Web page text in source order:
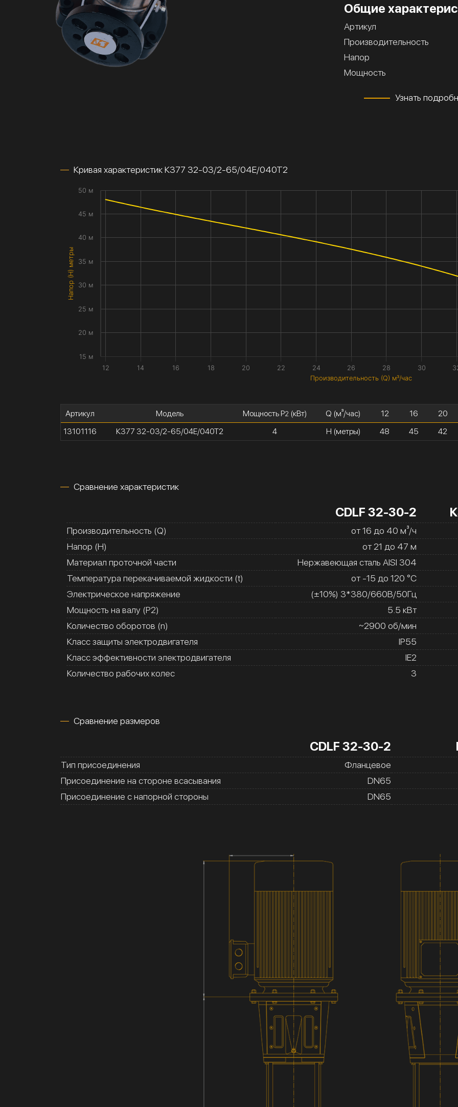
Общие
Артикул
Производительность
Напор
Мощность
Узнать
Кривая характеристик К377 32-03/2-65/04Е/040Т2
Производительность (Q) м³/час
Напор (H) метры
12 14 16 18 20 22 24 26 28 30
15 м
20 м
25 м
30 м
35 м
40 м
45 м
50 м
Артикул
13101116
Модель
К377 32-03/2-65/04Е/040Т2
Мощность P2(кВт)
4
Q (м³/час)
H (метры)
12
48
16
45
20
42
Сравнение характеристик
CDLF 32-30-2
Производительность (Q)
от 16 до 40 м³/ч
Напор (H)
от 21 до 47 м
Материал проточной части
Нержавеющая сталь AISI 304
Температура перекачиваемой жидкости (t)
от -15 до 120 °C
Электрическое напряжение
(±10%) 3*380/660В/50Гц
Мощность на валу (Р2)
5.5 кВт
Количество оборотов (n)
~2900 об/мин
Класс защиты электродвигателя
IP55
Класс эффективности электродвигателя
IE2
Количество рабочих колес
3
Сравнение размеров
CDLF 32-30-2
Тип присоединения
Фланцевое
Присоединение на стороне всасывания
DN65
Присоединение с напорной стороны
DN65